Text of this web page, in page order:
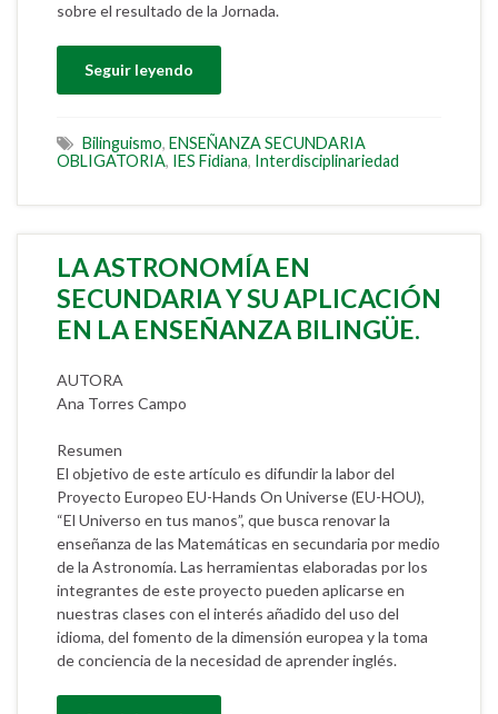
sobre el resultado de la Jornada.
Seguir leyendo
Bilinguismo, ENSEÑANZA SECUNDARIA
OBLIGATORIA, IES Fidiana, Interdisciplinariedad
LA ASTRONOMÍA EN
SECUNDARIA Y SU APLICACIÓN
EN LA ENSEÑANZA BILINGÜE.
AUTORA
Ana Torres Campo
Resumen
El objetivo de este artículo es difundir la labor del
Proyecto Europeo EU-Hands On Universe (EU-HOU),
“El Universo en tus manos”, que busca renovar la
enseñanza de las Matemáticas en secundaria por medio
de la Astronomía. Las herramientas elaboradas por los
integrantes de este proyecto pueden aplicarse en
nuestras clases con el interés añadido del uso del
idioma, del fomento de la dimensión europea y la toma
de conciencia de la necesidad de aprender inglés.